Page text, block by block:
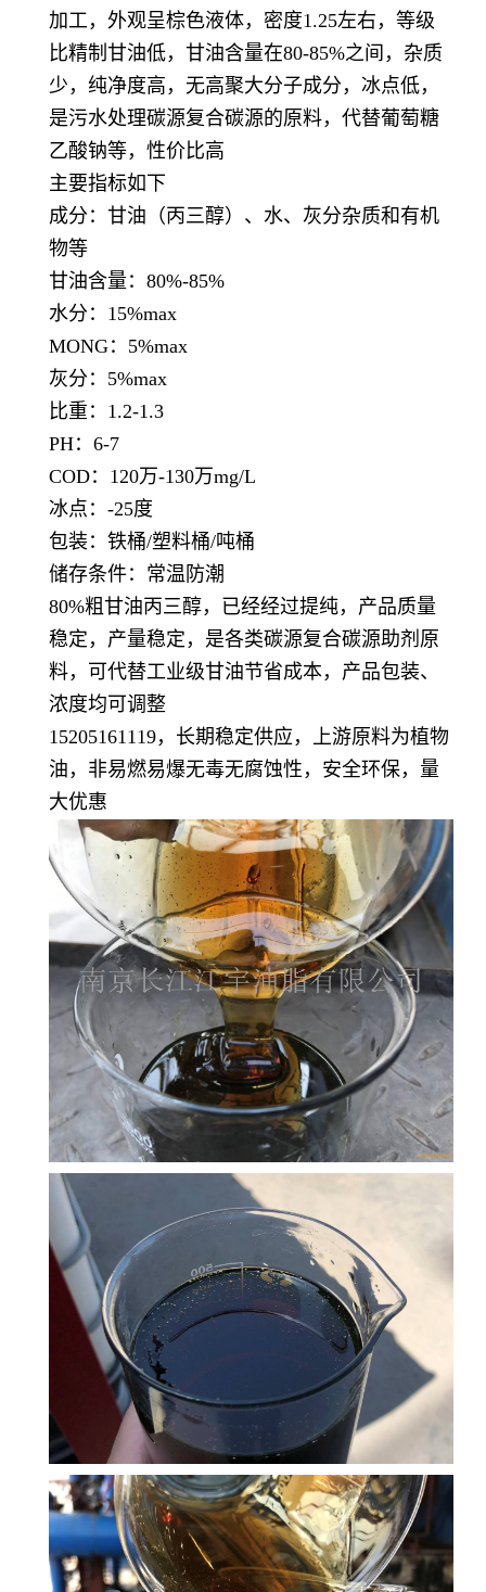
加工，外观呈棕色液体，密度1.25左右，等级
比精制甘油低，甘油含量在80-85%之间，杂质
少，纯净度高，无高聚大分子成分，冰点低，
是污水处理碳源复合碳源的原料，代替葡萄糖
乙酸钠等，性价比高
主要指标如下
成分：甘油（丙三醇）、水、灰分杂质和有机
物等
甘油含量：80%-85%
水分：15%max
MONG：5%max
灰分：5%max
比重：1.2-1.3
PH：6-7
COD：120万-130万mg/L
冰点：-25度
包装：铁桶/塑料桶/吨桶
储存条件：常温防潮
80%粗甘油丙三醇，已经经过提纯，产品质量
稳定，产量稳定，是各类碳源复合碳源助剂原
料，可代替工业级甘油节省成本，产品包装、
浓度均可调整
15205161119，长期稳定供应，上游原料为植物
油，非易燃易爆无毒无腐蚀性，安全环保，量
大优惠